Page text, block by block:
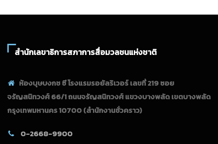
สำนักเลขาธิการสภาการสื่อมวลชนแห่งชาติ
ห้องบุษบงกช ซี โรงแรมรอยัลริเวอร์ เลขที่ 219 ซอย
จรัญสนิทวงศ์ 66/1 ถนนจรัญสนิทวงศ์ แขวงบางพลัด เขตบางพลัด
กรุงเทพมหานคร 10700(สำนักงานชั่วคราว)
0-2668-9900